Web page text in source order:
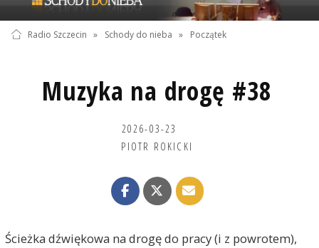
Radio Szczecin » Schody do nieba » Początek
Muzyka na drogę #38
2026-03-23
PIOTR ROKICKI
Ścieżka dźwiękowa na drogę do pracy (i z powrotem),